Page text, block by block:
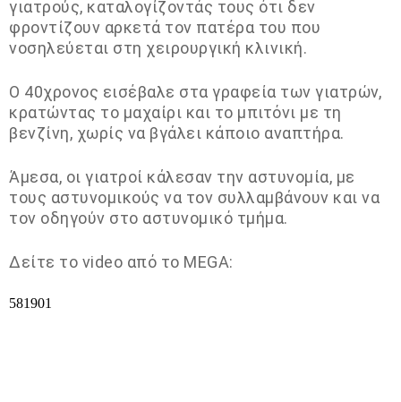
γιατρούς, καταλογίζοντάς τους ότι δεν
φροντίζουν αρκετά τον πατέρα του που
νοσηλεύεται στη χειρουργική κλινική.
Ο 40χρονος εισέβαλε στα γραφεία των γιατρών,
κρατώντας το μαχαίρι και το μπιτόνι με τη
βενζίνη, χωρίς να βγάλει κάποιο αναπτήρα.
Άμεσα, οι γιατροί κάλεσαν την αστυνομία, με
τους αστυνομικούς να τον συλλαμβάνουν και να
τον οδηγούν στο αστυνομικό τμήμα.
Δείτε το video από το MEGA: